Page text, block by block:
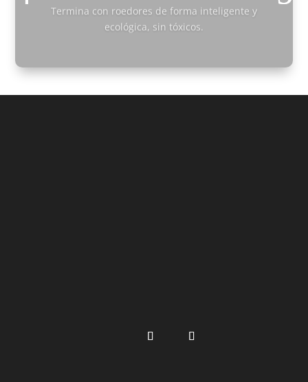
Termina con roedores de forma inteligente y
ecológica, sin tóxicos.